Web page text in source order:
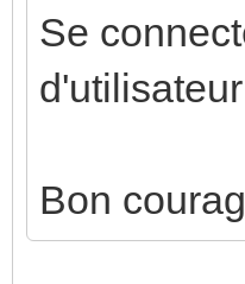
Se
Bon